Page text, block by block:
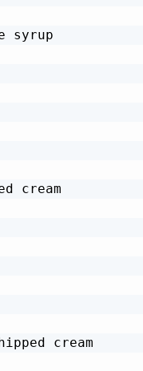
syrup
cream
cream